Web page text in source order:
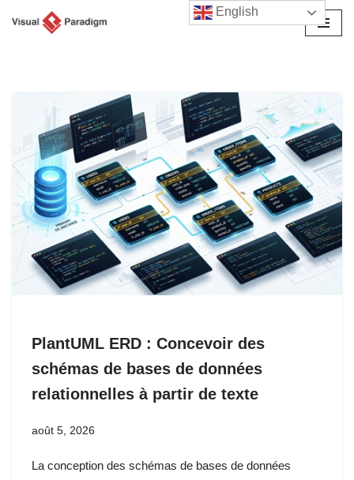
PlantUML ERD : Concevoir des
schémas de bases de données
relationnelles à partir de texte
août 5, 2026
La conception des schémas de bases de données
English